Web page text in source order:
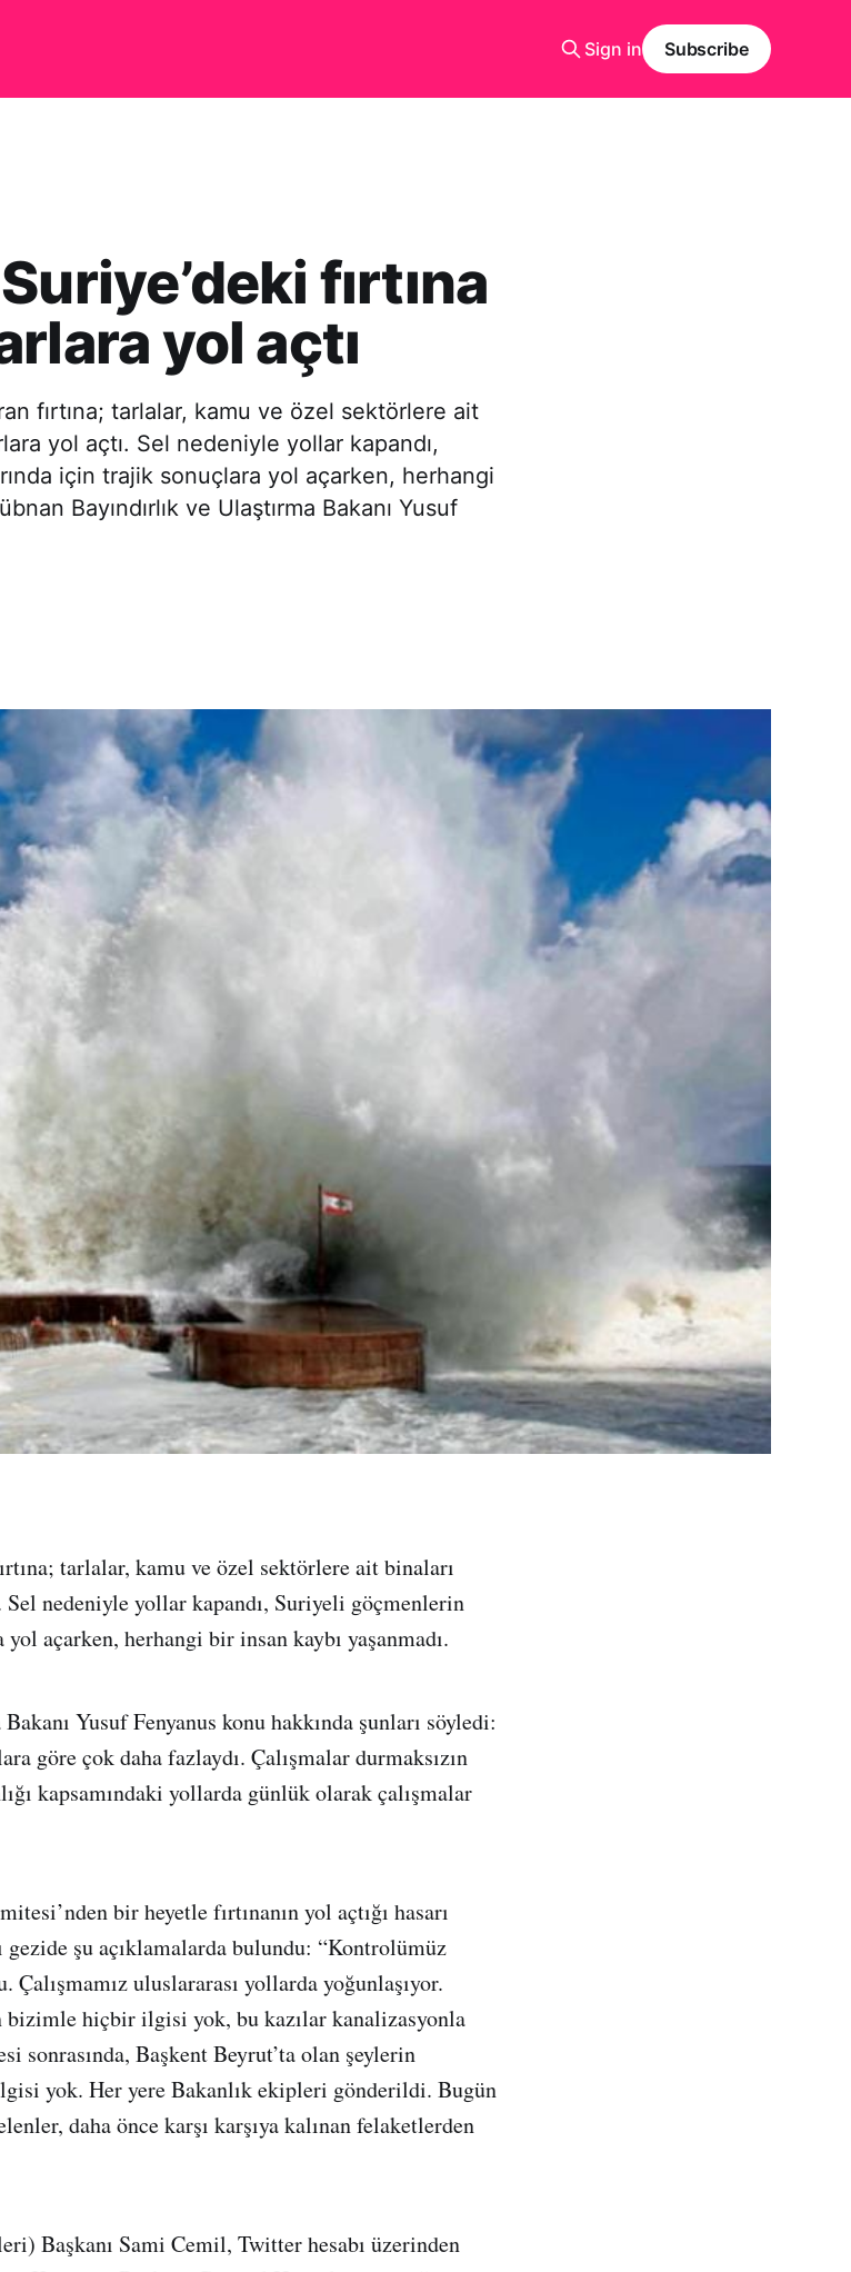
Sign in Subscribe
fırtına
yol açtı
fırtına; tarlalar, kamu ve özel sektörlere ait
yol açtı. Sel nedeniyle yollar kapandı,
için trajik sonuçlara yol açarken, herhangi
Bayındırlık ve Ulaştırma Bakanı Yusuf
tarlalar, kamu ve özel sektörlere ait binaları
nedeniyle yollar kapandı, Suriyeli göçmenlerin
açarken, herhangi bir insan kaybı yaşanmadı.
Yusuf Fenyanus konu hakkında şunları söyledi:
göre çok daha fazlaydı. Çalışmalar durmaksızın
kapsamındaki yollarda günlük olarak çalışmalar
bir heyetle fırtınanın yol açtığı hasarı
şu açıklamalarda bulundu: “Kontrolümüz
Çalışmamız uluslararası yollarda yoğunlaşıyor.
bizimle hiçbir ilgisi yok, bu kazılar kanalizasyonla
sonrasında, Başkent Beyrut’ta olan şeylerin
yok. Her yere Bakanlık ekipleri gönderildi. Bugün
daha önce karşı karşıya kalınan felaketlerden
Başkanı Sami Cemil, Twitter hesabı üzerinden